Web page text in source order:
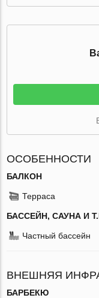
ОСОБЕННОСТИ
БАЛКОН
Терраса
БАССЕЙН, САУНА И
Частный бассейн
ВНЕШНЯЯ
БАРБЕКЮ